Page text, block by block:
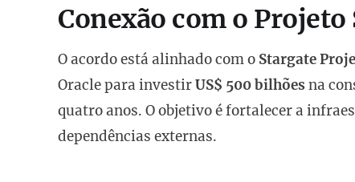
Conexão com o Projeto
O acordo está alinhado com o Stargate
Oracle para investirUS$ 500 bilhões na
quatro anos. O objetivo é fortalecer a
dependências externas.